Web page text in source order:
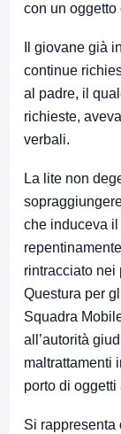
con un
Il giovane già
continue
al padre, il
richieste,
verbali.
La lite non
che induceva
rintracciato nei
Questura per
Squadra
all’autorità
maltrattamenti
porto di oggetti
Si rappresenta